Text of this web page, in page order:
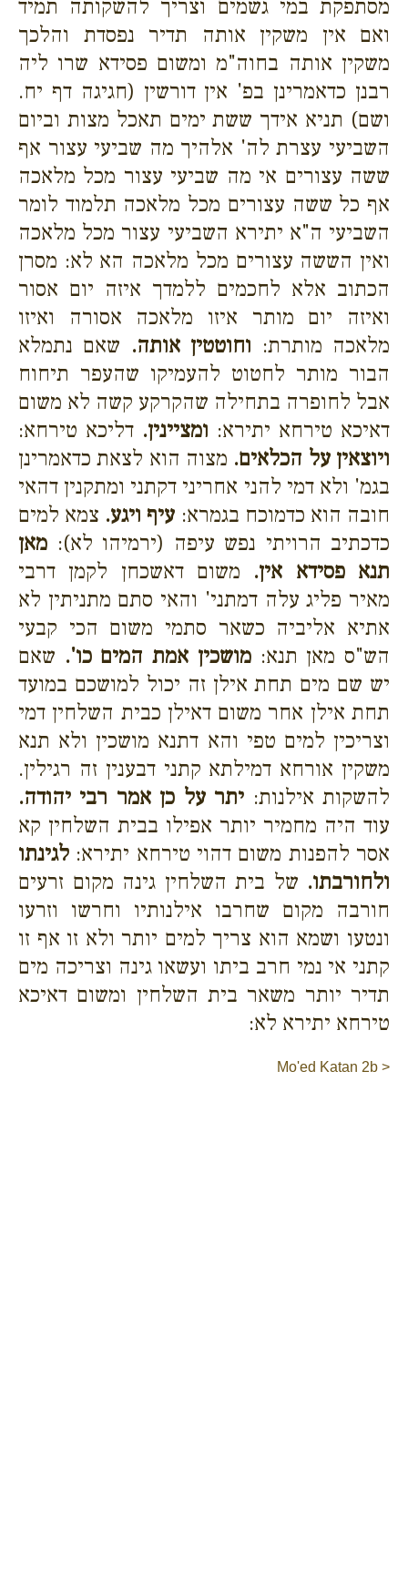
מסתפקת במי גשמים וצריך להשקותה תמיד
ואם אין משקין אותה תדיר נפסדת והלכך
משקין אותה בחוה"מ ומשום פסידא שרו ליה
רבנן כדאמרינן בפ' אין דורשין (חגיגה דף יח.
ושם) תניא אידך ששת ימים תאכל מצות וביום
השביעי עצרת לה' אלהיך מה שביעי עצור אף
ששה עצורים אי מה שביעי עצור מכל מלאכה
אף כל ששה עצורים מכל מלאכה תלמוד לומר
השביעי ה"א יתירא השביעי עצור מכל מלאכה
ואין הששה עצורים מכל מלאכה הא לא: מסרן
הכתוב אלא לחכמים ללמדך איזה יום אסור
ואיזה יום מותר איזו מלאכה אסורה ואיזו
מלאכה מותרת: וחוטטין אותה. שאם נתמלא
הבור מותר לחטוט להעמיקו שהעפר תיחוח
אבל לחופרה בתחילה שהקרקע קשה לא משום
דאיכא טירחא יתירא: ומציינין. דליכא טירחא:
ויוצאין על הכלאים. מצוה הוא לצאת כדאמרינן
בגמ' ולא דמי להני אחריני דקתני ומתקנין דהאי
חובה הוא כדמוכח בגמרא: עיף ויגע. צמא למים
כדכתיב הרויתי נפש עיפה (ירמיהו לא): מאן
תנא פסידא אין. משום דאשכחן לקמן דרבי
מאיר פליג עלה דמתני' והאי סתם מתניתין לא
אתיא אליביה כשאר סתמי משום הכי קבעי
הש"ס מאן תנא:מושכין אמת המים כו'. שאם
יש שם מים תחת אילן זה יכול למושכם במועד
תחת אילן אחר משום דאילן כבית השלחין דמי
וצריכין למים טפי והא דתנא מושכין ולא תנא
משקין אורחא דמילתא קתני דבענין זה רגילין.
להשקות אילנות: יתר על כן אמר רבי יהודה.
עוד היה מחמיר יותר אפילו בבית השלחין קא
אסר להפנות משום דהוי טירחא יתירא: לגינתו
ולחורבתו. של בית השלחין גינה מקום זרעים
חורבה מקום שחרבו אילנותיו וחרשו וזרעו
ונטעו ושמא הוא צריך למים יותר ולא זו אף זו
קתני אי נמי חרב ביתו ועשאו גינה וצריכה מים
תדיר יותר משאר בית השלחין ומשום דאיכא
טירחא יתירא לא:
Mo'ed Katan 2b >